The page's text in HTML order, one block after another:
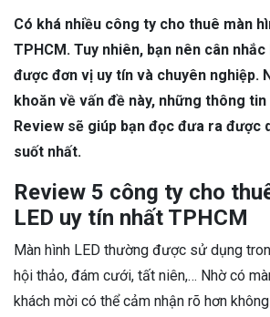
Có khá nhiều công ty cho thuê màn
TPHCM. Tuy nhiên, bạn nên cân
được đơn vị uy tín và chuyên nghiệp.
khoăn về vấn đề này, những thông
Review sẽ giúp bạn đọc đưa ra được
suốt nhất.
Review 5 công ty cho
LED uy tín nhất TPHCM
Màn hình LED thường được sử dụng
hội thảo, đám cưới, tất niên,… Nhờ có
khách mời có thể cảm nhận rõ hơn